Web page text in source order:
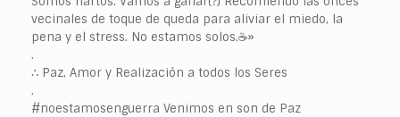
vecinales de toque de queda para aliviar el miedo, la
pena y el stress. No estamos solos.☕️»
.
∴ Paz, Amor y Realización a todos los Seres
.
#noestamosenguerra Venimos en son de Paz